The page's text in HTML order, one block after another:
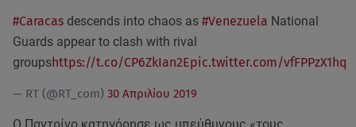
#Caracas descends into chaos as #Venezuela National
Guards appear to clash with rival
groupshttps://t.co/CP6ZkIan2Epic.twitter.com/vfFPPzX1hq
— RT (@RT_com) 30 Απριλίου 2019